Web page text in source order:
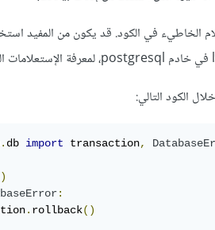
الخاطيء في الكود. قد يكون من المفيد
. db import transaction,
:
. rollback()